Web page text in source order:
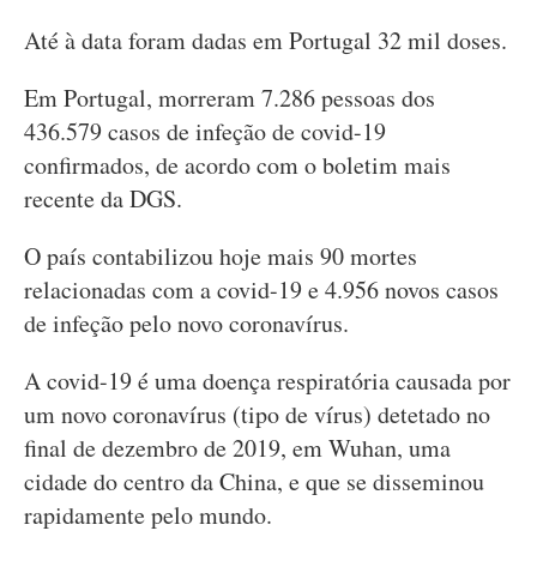
Até à data foram dadas em Portugal 32 mil doses.
Em Portugal, morreram 7.286 pessoas dos
436.579 casos de infeção de covid-19
confirmados, de acordo com o boletim mais
recente da DGS.
O país contabilizou hoje mais 90 mortes
relacionadas com a covid-19 e 4.956 novos casos
de infeção pelo novo coronavírus.
A covid-19 é uma doença respiratória causada por
um novo coronavírus (tipo de vírus) detetado no
final de dezembro de 2019, em Wuhan, uma
cidade do centro da China, e que se disseminou
rapidamente pelo mundo.